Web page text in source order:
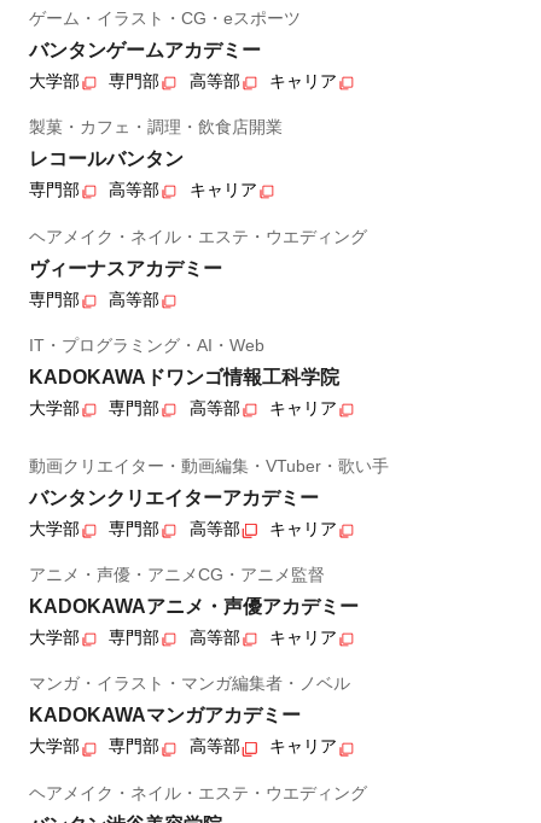
ゲーム・イラスト・CG・eスポーツ
バンタンゲームアカデミー
大学部 専門部 高等部 キャリア
製菓・カフェ・調理・飲食店開業
レコールバンタン
専門部 高等部 キャリア
ヘアメイク・ネイル・エステ・ウエディング
ヴィーナスアカデミー
専門部 高等部
IT・プログラミング・AI・Web
KADOKAWAドワンゴ情報工科学院
大学部 専門部 高等部 キャリア
動画クリエイター・動画編集・VTuber・歌い手
バンタンクリエイターアカデミー
大学部 専門部 高等部 キャリア
アニメ・声優・アニメCG・アニメ監督
KADOKAWAアニメ・声優アカデミー
大学部 専門部 高等部 キャリア
マンガ・イラスト・マンガ編集者・ノベル
KADOKAWAマンガアカデミー
大学部 専門部 高等部 キャリア
ヘアメイク・ネイル・エステ・ウエディング